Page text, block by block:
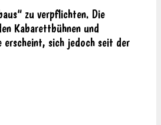
zu verpflichten. Die
Kabarettbühnen und
erscheint, sich jedoch seit der